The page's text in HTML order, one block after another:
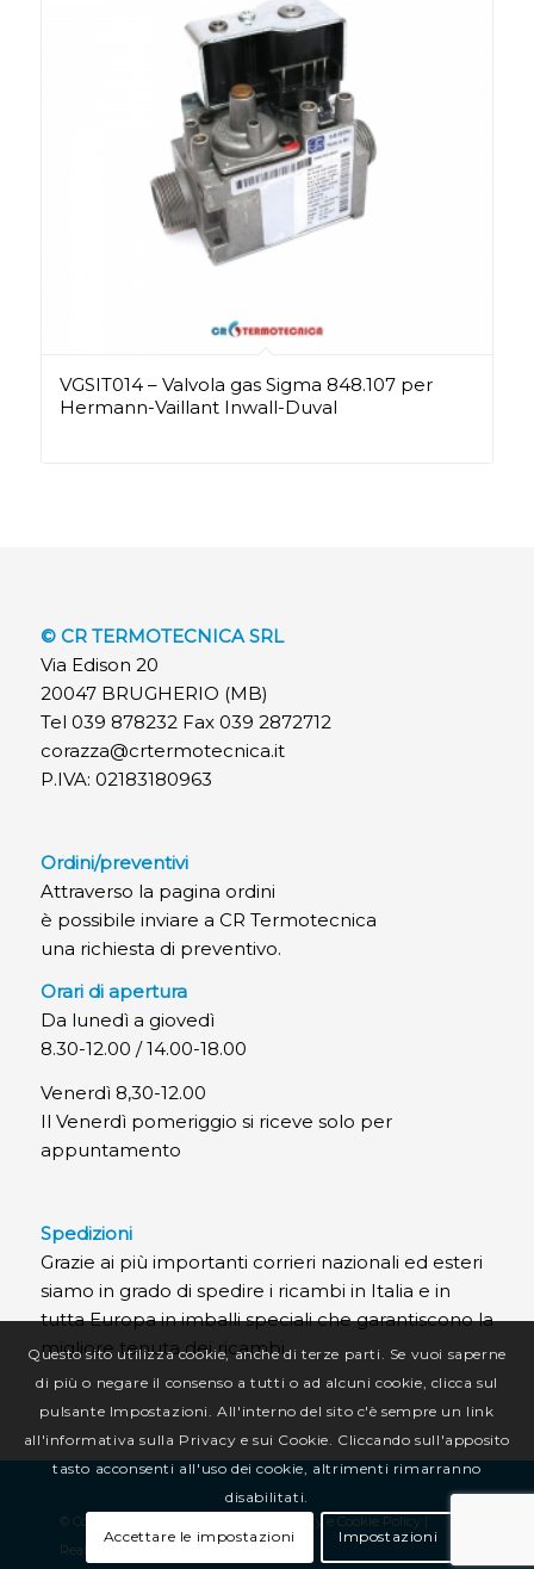
VGSIT014 – Valvola gas Sigma 848.107 per
Hermann-Vaillant Inwall-Duval
© CR TERMOTECNICA SRL
Via Edison 20
20047 BRUGHERIO (MB)
Tel 039 878232 Fax 039 2872712
corazza@crtermotecnica.it
P.IVA: 02183180963
Ordini/preventivi
Attraverso la pagina ordini
è possibile inviare a CR Termotecnica
una richiesta di preventivo.
Orari di apertura
Da lunedì a giovedì
8.30-12.00 / 14.00-18.00
Venerdì 8,30-12.00
Il Venerdì pomeriggio si riceve solo per
appuntamento
Spedizioni
Grazie ai più importanti corrieri nazionali ed esteri
siamo in grado di spedire i ricambi in Italia e in
tutta Europa in imballi speciali che garantiscono la
migliore tenuta dei ricambi.
© Copyright CR Termotecnica Srl | Privacy e Cookie Policy |
Realizzazione sito web
Questo sito utilizza cookie, anche di terze parti. Se vuoi saperne
di più o negare il consenso a tutti o ad alcuni cookie, clicca sul
pulsante Impostazioni. All'interno del sito c'è sempre un link
all'informativa sulla Privacy e sui Cookie. Cliccando sull'apposito
tasto acconsenti all'uso dei cookie, altrimenti rimarranno
disabilitati.
Accettare le impostazioni Impostazioni